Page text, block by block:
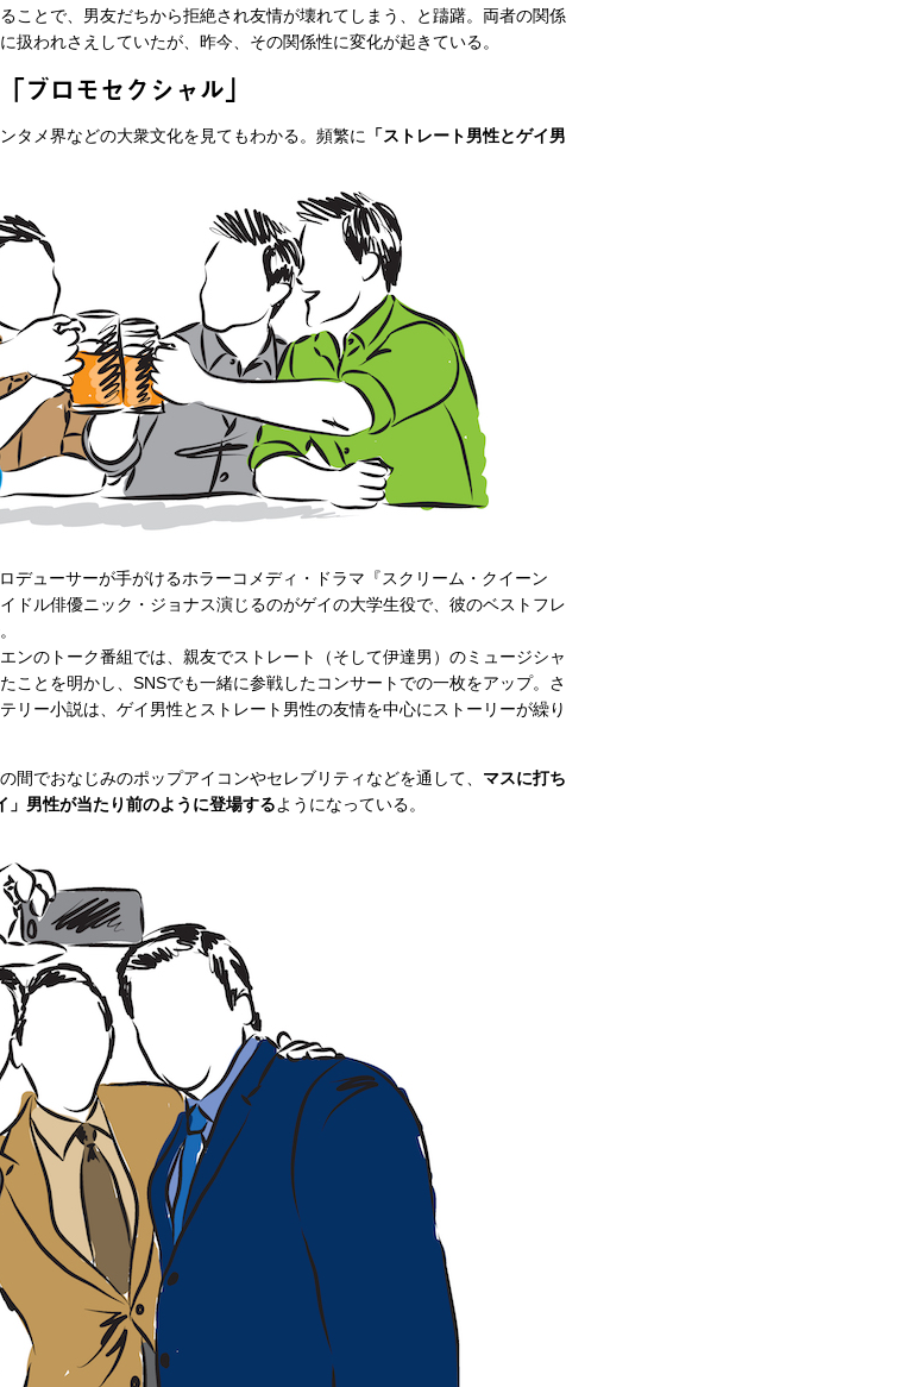
ことで、男友だちから拒絶され友情が壊れてしまう、と躊躇。両者の関係
扱われさえしていたが、昨今、その関係性に変化が起きている。
ブロモセクシャル」
タメ界などの大衆文化を見てもわかる。頻繁に
「ストレート男性とゲイ男
ューサーが手がけるホラーコメディ・ドラマ『スクリーム・クイーン
ドル俳優ニック・ジョナス演じるのがゲイの大学生役で、彼のベストフレ
のトーク番組では、親友でストレート（そして伊達男）のミュージシャ
ことを明かし、SNSでも一緒に参戦したコンサートでの一枚をアップ。さ
リー小説は、ゲイ男性とストレート男性の友情を中心にストーリーが繰り
でおなじみのポップアイコンやセレブリティなどを通して、 マスに打ち
男性が当たり前のように登場するようになっている。